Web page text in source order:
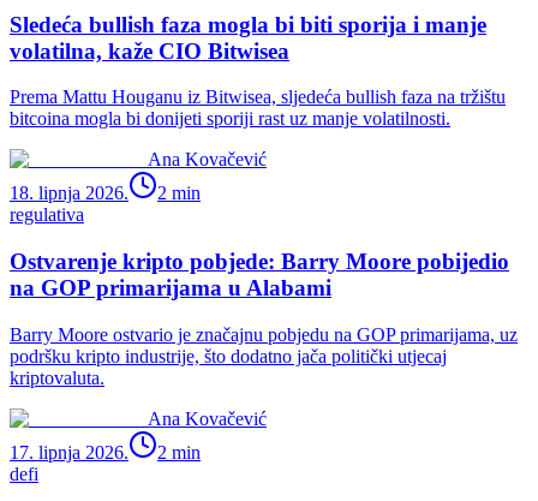
Sledeća bullish faza mogla bi biti sporija i manje
volatilna, kaže CIO Bitwisea
Prema Mattu Houganu iz Bitwisea, sljedeća bullish faza na tržištu
bitcoina mogla bi donijeti sporiji rast uz manje volatilnosti.
Ana Kovačević
18. lipnja 2026.
2 min
regulativa
Ostvarenje kripto pobjede: Barry Moore pobijedio
na GOP primarijama u Alabami
Barry Moore ostvario je značajnu pobjedu na GOP primarijama, uz
podršku kripto industrije, što dodatno jača politički utjecaj
kriptovaluta.
Ana Kovačević
17. lipnja 2026.
2 min
defi